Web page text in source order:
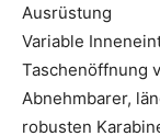
Ausrüstung
Variable
Taschenöffnung
Abnehmbarer,
robusten